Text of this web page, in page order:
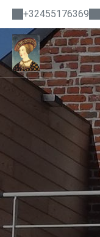
+32455176369